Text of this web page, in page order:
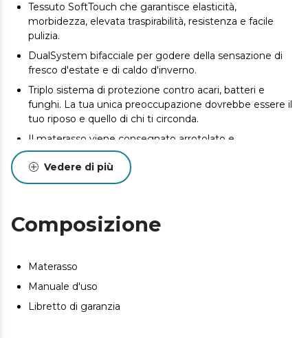
Tessuto SoftTouch che garantisce elasticità,
morbidezza, elevata traspirabilità, resistenza e facile
pulizia.
DualSystem bifacciale per godere della sensazione di
fresco d'estate e di caldo d'inverno.
Triplo sistema di protezione contro acari, batteri e
funghi. La tua unica preoccupazione dovrebbe essere il
tuo riposo e quello di chi ti circonda.
Il materasso viene consegnato arrotolato e
confezionato sottovuoto per facilitarne il trasporto.
Vedere di più
Composizione
Materasso
Manuale d'uso
Libretto di garanzia